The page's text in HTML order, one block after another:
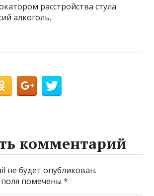
расстройства стула
алкоголь.
комментарий
не будет опубликован.
помечены*